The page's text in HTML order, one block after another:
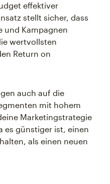
effektiver
stellt sicher, dass
und Kampagnen
wertvollsten
Return on
auch auf die
mit hohem
Marketingstrategie
es günstiger ist, einen
als einen neuen